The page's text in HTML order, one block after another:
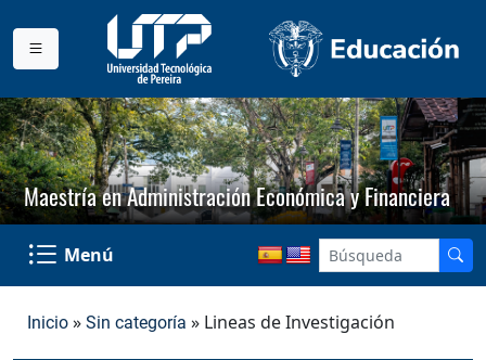
Maestría en Administración Económica y Financiera
Menú
Inicio » Sin categoría » Lineas de Investigación